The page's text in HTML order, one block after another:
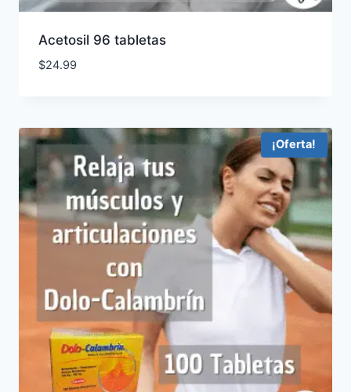
Acetosil 96 tabletas
$24.99
¡Oferta!